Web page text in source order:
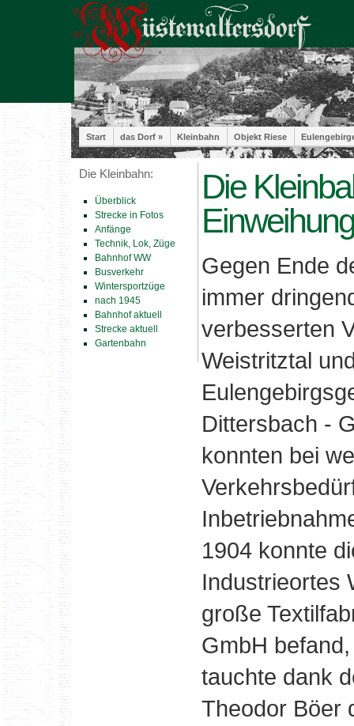
Start das Dorf » Kleinbahn Objekt Riese
Die Kleinbahn:
Überblick
Strecke in Fotos
Anfänge
Technik, Lok, Züge
Bahnhof WW
Busverkehr
Wintersportzüge
nach 1945
Bahnhof aktuell
Strecke aktuell
Gartenbahn
Die
Gegen Ende
immer
verbesserten
Weistritztal
Dittersbach -
konnten bei
1904 konnte
Industrieortes
große
GmbH
tauchte dank
Theodor Böer